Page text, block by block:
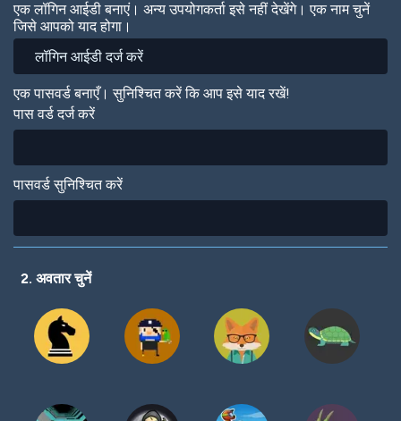
एक लॉगिन आईडी बनाएं। अन्य उपयोगकर्ता इसे नहीं देखेंगे। एक नाम चुनें
जिसे आपको याद होगा।
एक पासवर्ड बनाएँ। सुनिश्चित करें कि आप इसे याद रखें!
पास वर्ड दर्ज करें
पासवर्ड सुनिश्चित करें
2. अवतार चुनें